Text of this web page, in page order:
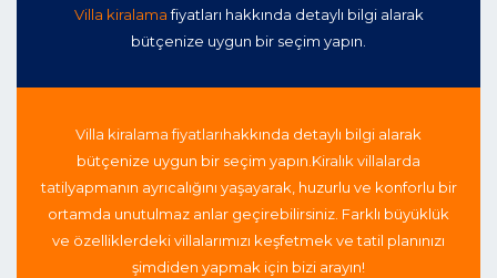
Villa kiralamafiyatları hakkında detaylı bilgi alarak
bütçenize uygun bir seçim yapın.
Villa kiralama fiyatlarıhakkında detaylı bilgi alarak
bütçenize uygun bir seçim yapın.Kiralık villalarda
tatilyapmanın ayrıcalığını yaşayarak, huzurlu ve konforlu bir
ortamda unutulmaz anlar geçirebilirsiniz. Farklı büyüklük
ve özelliklerdeki villalarımızı keşfetmek ve tatil planınızı
şimdiden yapmak için bizi arayın!